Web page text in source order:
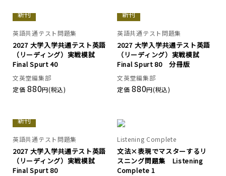
新刊
英語共通テスト問題集
2027 大学入学共通テスト英語
（リーディング）実戦模試
Final Spurt 40
文英堂編集部
定価880円(税込)
新刊
英語共通テスト問題集
2027 大学入学共通テスト英語
（リーディング）実戦模試
Final Spurt 80 分冊版
文英堂編集部
定価880円(税込)
新刊
英語共通テスト問題集
2027 大学入学共通テスト英語
（リーディング）実戦模試
Final Spurt 80
Listening Complete
文法×表現でマスターするリ
スニング問題集 Listening
Complete 1